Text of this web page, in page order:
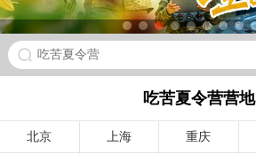
吃苦夏令营
吃苦夏令营营地
北京 上海 重庆